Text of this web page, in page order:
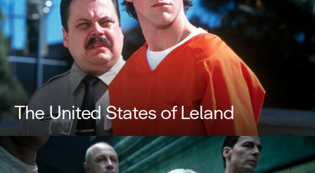
The United States of Leland